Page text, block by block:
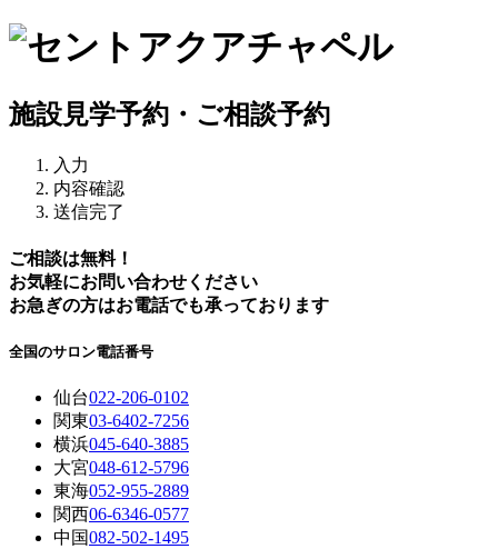
施設見学予約・ご相談予約
入力
内容確認
送信完了
ご相談は無料！
お気軽にお問い合わせください
お急ぎの方はお電話でも承っております
全国のサロン電話番号
仙台022-206-0102
関東03-6402-7256
横浜045-640-3885
大宮048-612-5796
東海052-955-2889
関西06-6346-0577
中国082-502-1495